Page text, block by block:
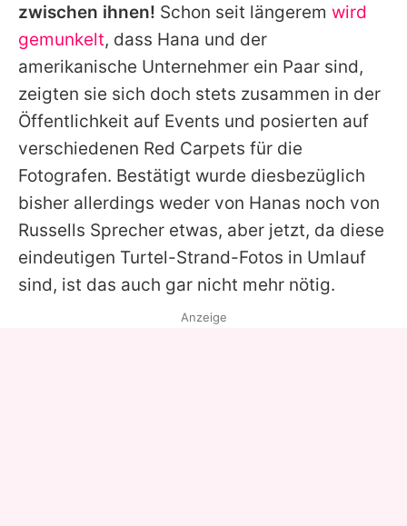
zwischen ihnen! Schon seit längerem wird
gemunkelt, dass Hana und der
amerikanische Unternehmer ein Paar sind,
zeigten sie sich doch stets zusammen in der
Öffentlichkeit auf Events und posierten auf
verschiedenen Red Carpets für die
Fotografen. Bestätigt wurde diesbezüglich
bisher allerdings weder von Hanas noch von
Russells Sprecher etwas, aber jetzt, da diese
eindeutigen Turtel-Strand-Fotos in Umlauf
sind, ist das auch gar nicht mehr nötig.
Anzeige